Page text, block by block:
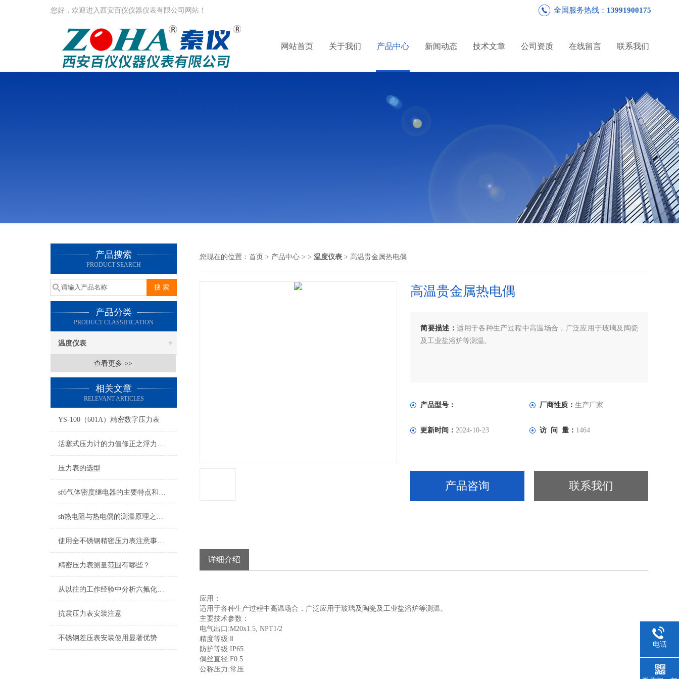
您好，欢迎进入西安百仪仪器仪表有限公司网站！ 全国服务热线： 13991900175
网站首页 关于我们 产品中心 新闻动态 技术文章 公司资质 在线留言 联系我们
产品搜索
PRODUCT SEARCH
产品分类
PRODUCT CLASSIFICATION
温度仪表
查看更多 >>
相关文章
RELEVANT ARTICLES
YS-100（601A）精密数字压力表
活塞式压力计的力值修正之浮力影响
压力表的选型
sf6气体密度继电器的主要特点和具体操作流程
sh热电阻与热电偶的测温原理之间的不同
使用全不锈钢精密压力表注意事项少不了
精密压力表测量范围有哪些？
从以往的工作经验中分析六氟化硫压力表可能遇到的问题
抗震压力表安装注意
不锈钢差压表安装使用显著优势
您现在的位置： 首页 > 产品中心 > > 温度仪表 > 高温贵金属热电偶
高温贵金属热电偶
简要描述：适用于各种生产过程中高温场合，广泛应用于玻璃及陶瓷
及工业盐浴炉等测温。
产品型号： 厂商性质： 生产厂家
更新时间：2024-10-23 访 问 量： 1464
产品咨询 联系我们
详细介绍
应用：
适用于各种生产过程中高温场合，广泛应用于玻璃及陶瓷及工业盐浴炉等测温。
主要技术参数：
电气出口:M20x1.5, NPT1/2
精度等级:Ⅱ
防护等级:IP65
偶丝直径:F0.5
公称压力:常压
电话